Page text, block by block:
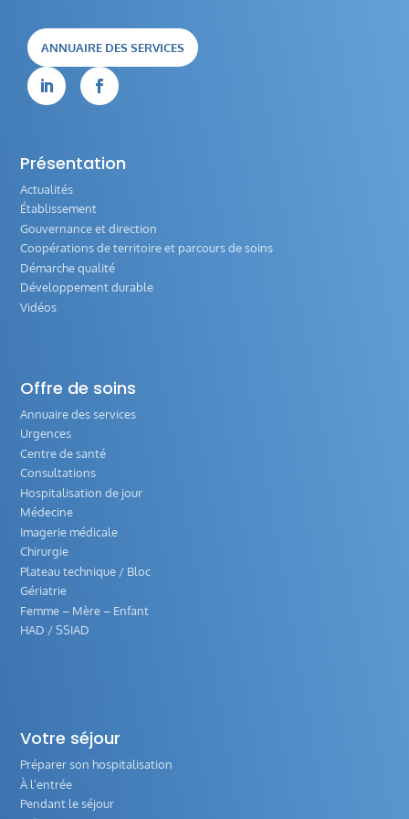
ANNUAIRE DES SERVICES
 
Présentation
Actualités
Établissement
Gouvernance et direction
Coopérations de territoire et parcours de soins
Démarche qualité
Développement durable
Vidéos
Offre de soins
Annuaire des services
Urgences
Centre de santé
Consultations
Hospitalisation de jour
Médecine
Imagerie médicale
Chirurgie
Plateau technique / Bloc
Gériatrie
Femme – Mère – Enfant
HAD / SSIAD
Votre séjour
Préparer son hospitalisation
À l’entrée
Pendant le séjour